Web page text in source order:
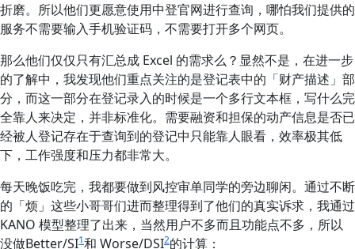
折磨。所以他们更愿意使用中登官网进行查询，哪怕我们提供的
服务不需要输入手机验证码，不需要打开多个网页。
那么他们仅仅只有汇总成 Excel 的需求么？显然不是，在进一步
的了解中，我发现他们重点关注的是登记表中的「财产描述」部
分，而这一部分在登记录入的时候是一个多行文本框，写什么完
全靠人来决定，并非标准化。需要融资和担保的动产信息是否已
经被人登记存在于查询到的登记中只能靠人眼看，效率极其低
下，工作强度和压力都非常大。
每天晚饭吃完，我都要做到风控审单同学的旁边聊闲。通过不断
的「烦」这些小哥哥们进而整理得到了他们的真实诉求，我通过
KANO 模型整理了出来，当然用户不多而且功能点不多，所以
没做Better/SI1和 Worse/DSI2的计算：